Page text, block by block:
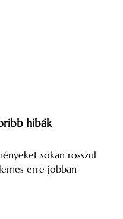
hibák
sokan rosszul
erre jobban